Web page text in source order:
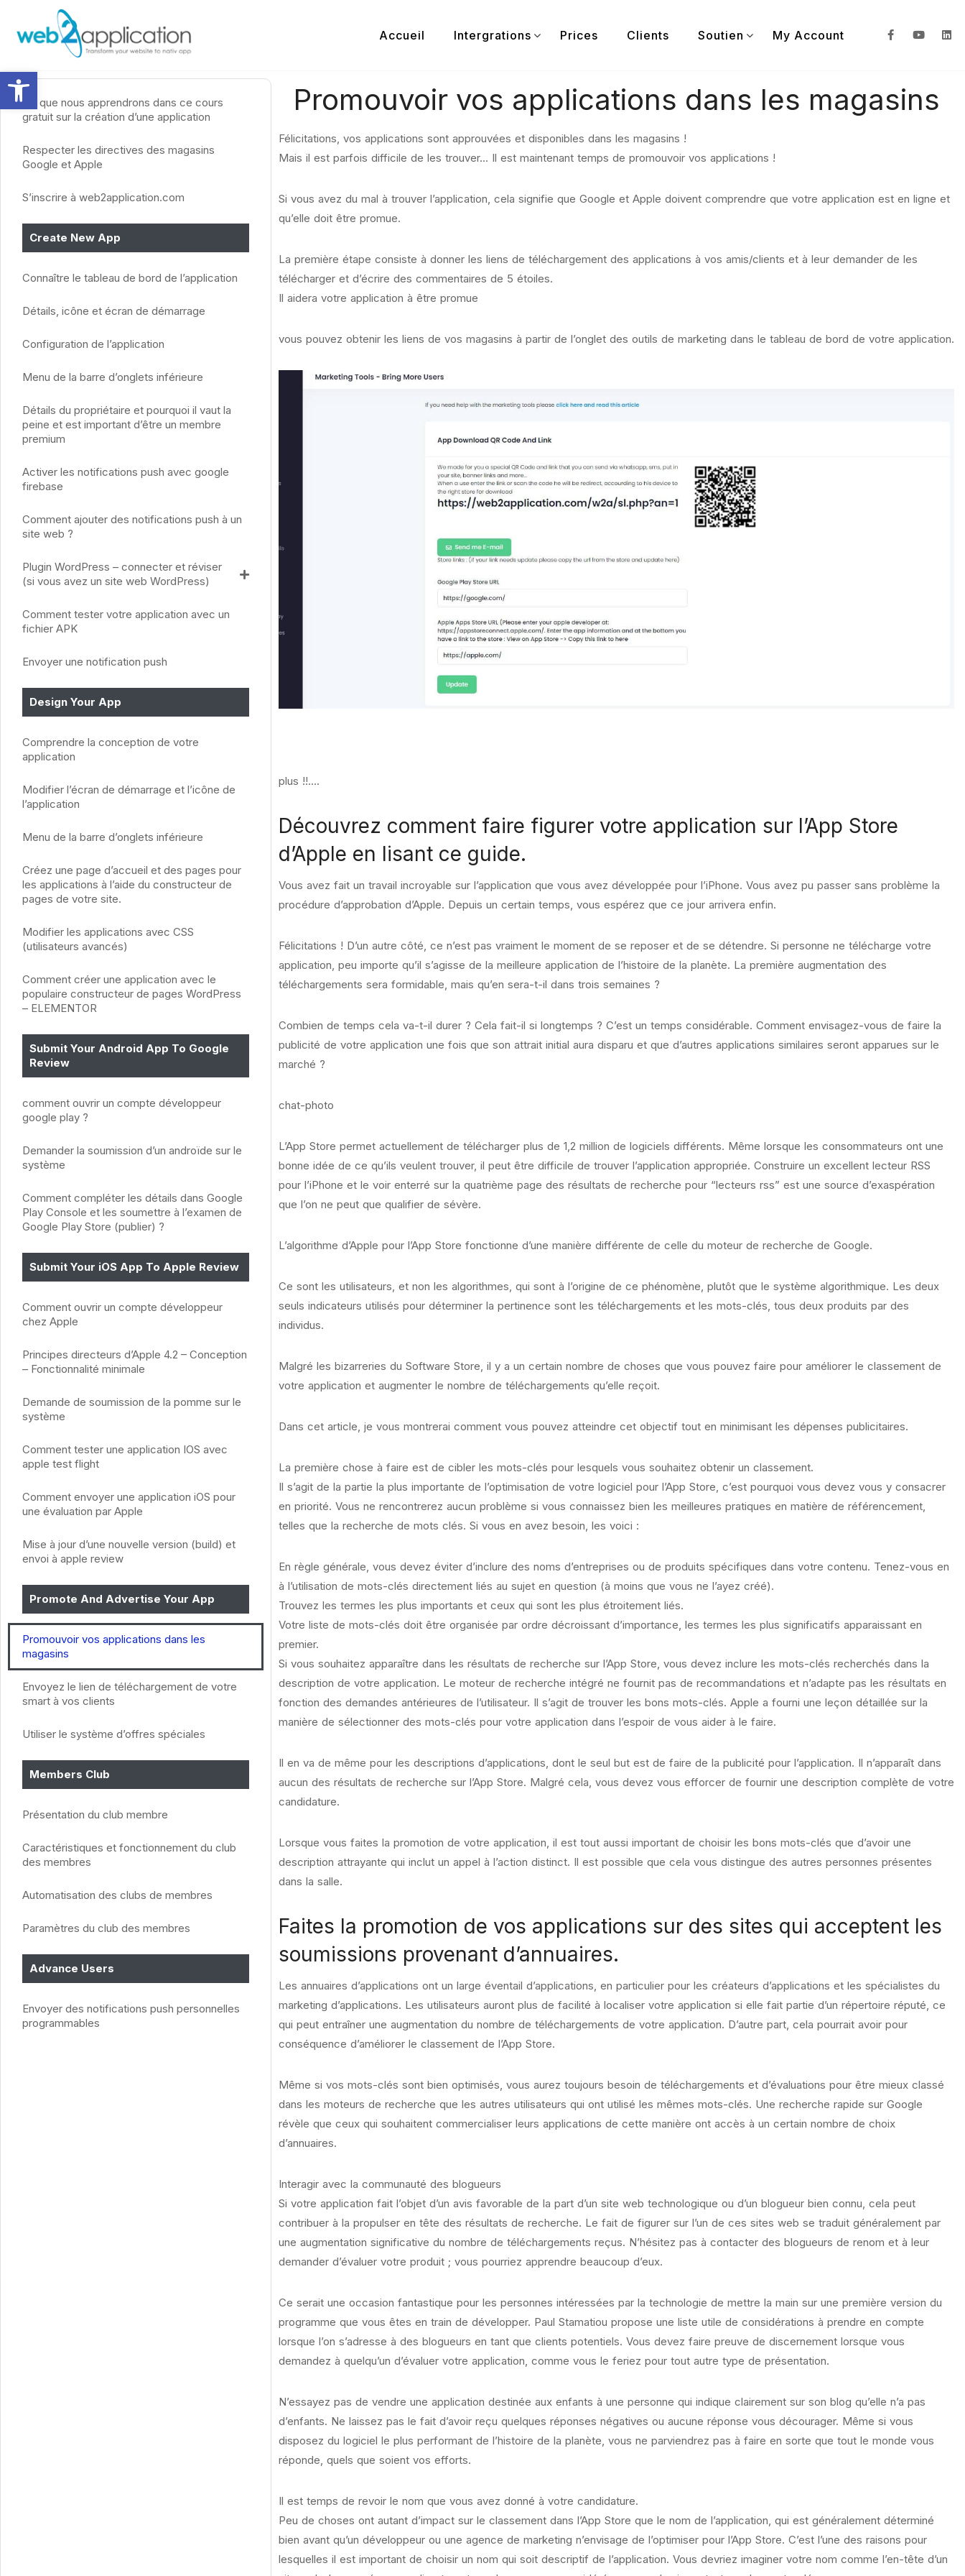
Accueil Intergrations Prices Clients Soutien My Account
Ce que nous apprendrons dans ce cours
gratuit sur la création d’une application
Respecter les directives des magasins
Google et Apple
S’inscrire à web2application.com
Create New App
Connaître le tableau de bord de l’application
Détails, icône et écran de démarrage
Configuration de l’application
Menu de la barre d’onglets inférieure
Détails du propriétaire et pourquoi il vaut la
peine et est important d’être un membre
premium
Activer les notifications push avec google
firebase
Comment ajouter des notifications push à un
site web ?
Plugin WordPress – connecter et réviser
(si vous avez un site web WordPress)
Comment tester votre application avec un
fichier APK
Envoyer une notification push
Design Your App
Comprendre la conception de votre
application
Modifier l’écran de démarrage et l’icône de
l’application
Menu de la barre d’onglets inférieure
Créez une page d’accueil et des pages pour
les applications à l’aide du constructeur de
pages de votre site.
Modifier les applications avec CSS
(utilisateurs avancés)
Comment créer une application avec le
populaire constructeur de pages WordPress
– ELEMENTOR
Submit Your Android App To Google
Review
comment ouvrir un compte développeur
google play ?
Demander la soumission d’un androïde sur le
système
Comment compléter les détails dans Google
Play Console et les soumettre à l’examen de
Google Play Store (publier) ?
Submit Your iOS App To Apple Review
Comment ouvrir un compte développeur
chez Apple
Principes directeurs d’Apple 4.2 – Conception
– Fonctionnalité minimale
Demande de soumission de la pomme sur le
système
Comment tester une application IOS avec
apple test flight
Comment envoyer une application iOS pour
une évaluation par Apple
Mise à jour d’une nouvelle version (build) et
envoi à apple review
Promote And Advertise Your App
Promouvoir vos applications dans les
magasins
Envoyez le lien de téléchargement de votre
smart à vos clients
Utiliser le système d’offres spéciales
Members Club
Présentation du club membre
Caractéristiques et fonctionnement du club
des membres
Automatisation des clubs de membres
Paramètres du club des membres
Advance Users
Envoyer des notifications push personnelles
programmables
Promouvoir vos applications dans les magasins
Félicitations, vos applications sont approuvées et disponibles dans les magasins !
Mais il est parfois difficile de les trouver… Il est maintenant temps de promouvoir vos applications !
Si vous avez du mal à trouver l’application, cela signifie que Google et Apple doivent comprendre que votre application est en ligne et
qu’elle doit être promue.
La première étape consiste à donner les liens de téléchargement des applications à vos amis/clients et à leur demander de les
télécharger et d’écrire des commentaires de 5 étoiles.
Il aidera votre application à être promue
vous pouvez obtenir les liens de vos magasins à partir de l’onglet des outils de marketing dans le tableau de bord de votre application.
plus !!….
Découvrez comment faire figurer votre application sur l’App Store
d’Apple en lisant ce guide.
Vous avez fait un travail incroyable sur l’application que vous avez développée pour l’iPhone. Vous avez pu passer sans problème la
procédure d’approbation d’Apple. Depuis un certain temps, vous espérez que ce jour arrivera enfin.
Félicitations ! D’un autre côté, ce n’est pas vraiment le moment de se reposer et de se détendre. Si personne ne télécharge votre
application, peu importe qu’il s’agisse de la meilleure application de l’histoire de la planète. La première augmentation des
téléchargements sera formidable, mais qu’en sera-t-il dans trois semaines ?
Combien de temps cela va-t-il durer ? Cela fait-il si longtemps ? C’est un temps considérable. Comment envisagez-vous de faire la
publicité de votre application une fois que son attrait initial aura disparu et que d’autres applications similaires seront apparues sur le
marché ?
chat-photo
L’App Store permet actuellement de télécharger plus de 1,2 million de logiciels différents. Même lorsque les consommateurs ont une
bonne idée de ce qu’ils veulent trouver, il peut être difficile de trouver l’application appropriée. Construire un excellent lecteur RSS
pour l’iPhone et le voir enterré sur la quatrième page des résultats de recherche pour “lecteurs rss” est une source d’exaspération
que l’on ne peut que qualifier de sévère.
L’algorithme d’Apple pour l’App Store fonctionne d’une manière différente de celle du moteur de recherche de Google.
Ce sont les utilisateurs, et non les algorithmes, qui sont à l’origine de ce phénomène, plutôt que le système algorithmique. Les deux
seuls indicateurs utilisés pour déterminer la pertinence sont les téléchargements et les mots-clés, tous deux produits par des
individus.
Malgré les bizarreries du Software Store, il y a un certain nombre de choses que vous pouvez faire pour améliorer le classement de
votre application et augmenter le nombre de téléchargements qu’elle reçoit.
Dans cet article, je vous montrerai comment vous pouvez atteindre cet objectif tout en minimisant les dépenses publicitaires.
La première chose à faire est de cibler les mots-clés pour lesquels vous souhaitez obtenir un classement.
Il s’agit de la partie la plus importante de l’optimisation de votre logiciel pour l’App Store, c’est pourquoi vous devez vous y consacrer
en priorité. Vous ne rencontrerez aucun problème si vous connaissez bien les meilleures pratiques en matière de référencement,
telles que la recherche de mots clés. Si vous en avez besoin, les voici :
En règlegénérale , vous devez éviter d’inclure des noms d’entreprises ou de produits spécifiques dans votre contenu. Tenez-vous en
à l’utilisation de mots-clés directement liés au sujet en question (à moins que vous ne l’ayez créé).
Trouvez les termes les plus importants et ceux qui sont les plus étroitement liés.
Votre liste de mots-clés doit être organisée par ordre décroissant d’importance, les termes les plus significatifs apparaissant en
premier.
Si vous souhaitez apparaître dans les résultats de recherche sur l’App Store, vous devez inclure les mots-clés recherchés dans la
description de votre application. Le moteur de recherche intégré ne fournit pas de recommandations et n’adapte pas les résultats en
fonction des demandes antérieures de l’utilisateur. Il s’agit de trouver les bons mots-clés. Apple a fourni une leçon détaillée sur la
manière de sélectionner des mots-clés pour votre application dans l’espoir de vous aider à le faire.
Il en va de même pour les descriptions d’applications, dont le seul but est de faire de la publicité pour l’application. Il n’apparaît dans
aucun des résultats de recherche sur l’App Store. Malgré cela, vous devez vous efforcer de fournir une description complète de votre
candidature.
Lorsque vous faites la promotion de votre application, il est tout aussi important de choisir les bons mots-clés que d’avoir une
description attrayante qui inclut un appel à l’action distinct. Il est possible que cela vous distingue des autres personnes présentes
dans la salle.
Faites la promotion de vos applications sur des sites qui acceptent les
soumissions provenant d’annuaires.
Les annuaires d’applications ont un large éventail d’applications, en particulier pour les créateurs d’applications et les spécialistes du
marketing d’applications. Les utilisateurs auront plus de facilité à localiser votre application si elle fait partie d’un répertoire réputé, ce
qui peut entraîner une augmentation du nombre de téléchargements de votre application. D’autre part, cela pourrait avoir pour
conséquence d’améliorer le classement de l’App Store.
Même si vos mots-clés sont bien optimisés, vous aurez toujours besoin de téléchargements et d’évaluations pour être mieux classé
dans les moteurs de recherche que les autres utilisateurs qui ont utilisé les mêmes mots-clés. Une recherche rapide sur Google
révèle que ceux qui souhaitent commercialiser leurs applications de cette manière ont accès à un certain nombre de choix
d’annuaires.
Interagir avec la communauté des blogueurs
Si votre application fait l’objet d’un avis favorable de la part d’un site web technologique ou d’un blogueur bien connu, cela peut
contribuer à la propulser en tête des résultats de recherche. Le fait de figurer sur l’un de ces sites web se traduit généralement par
une augmentation significative du nombre de téléchargements reçus. N’hésitez pas à contacter des blogueurs de renom et à leur
demander d’évaluer votre produit ; vous pourriez apprendre beaucoup d’eux.
Ce serait une occasion fantastique pour les personnes intéressées par la technologie de mettre la main sur une première version du
programme que vous êtes en train de développer. Paul Stamatiou propose une liste utile de considérations à prendre en compte
lorsque l’on s’adresse à des blogueurs en tant que clients potentiels. Vous devez faire preuve de discernement lorsque vous
demandez à quelqu’un d’évaluer votre application, comme vous le feriez pour tout autre type de présentation.
N’essayez pas de vendre une application destinée aux enfants à une personne qui indique clairement sur son blog qu’elle n’a pas
d’enfants. Ne laissez pas le fait d’avoir reçu quelques réponses négatives ou aucune réponse vous décourager. Même si vous
disposez du logiciel le plus performant de l’histoire de la planète, vous ne parviendrez pas à faire en sorte que tout le monde vous
réponde, quels que soient vos efforts.
Il est temps de revoir le nom que vous avez donné à votre candidature.
Peu de choses ont autant d’impact sur le classement dans l’App Store que le nom de l’application, qui est généralement déterminé
bien avant qu’un développeur ou une agence de marketing n’envisage de l’optimiser pour l’App Store. C’est l’une des raisons pour
lesquelles il est important de choisir un nom qui soit descriptif de l’application. Vous devriez imaginer votre nom comme l’en-tête d’un
Ouvrir la barre d’outils